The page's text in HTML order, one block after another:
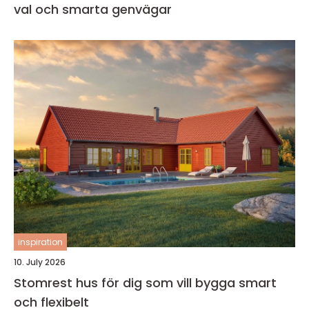
val och smarta genvägar
inspiration
10. July 2026
Stomrest hus för dig som vill bygga smart
och flexibelt